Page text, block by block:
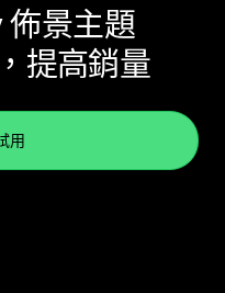
景主題
提高銷量
用